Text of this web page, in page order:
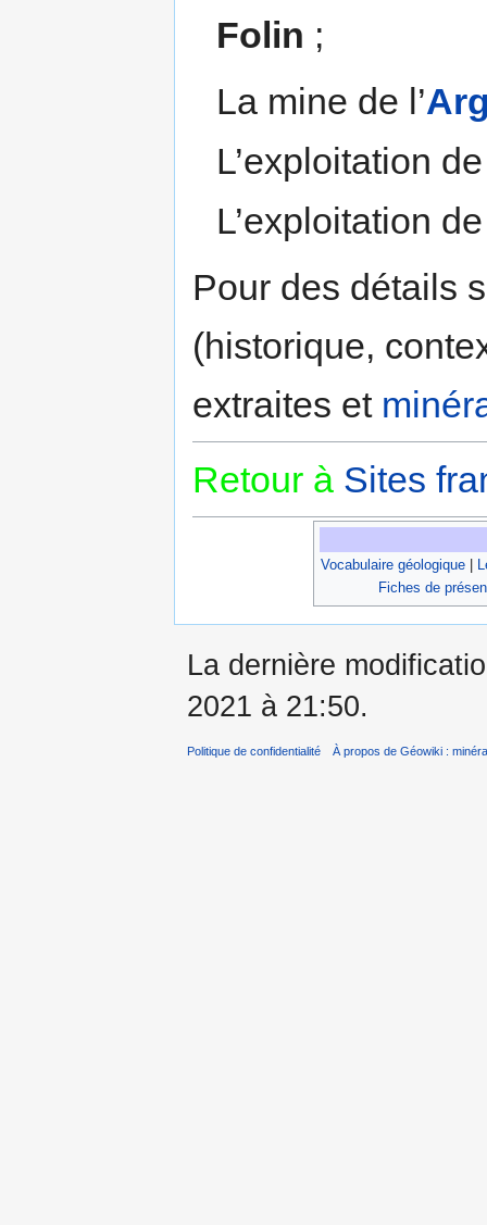
Folin ;
La mine de l’
L’exploitation
L’exploitation
Pour des détails
(historique,
extraites et
Retour à Sites
Vocabulaire géologique|
Fiches de
La dernière
2021 à 21:50.
Politique de confidentialité À propos de Géowiki :